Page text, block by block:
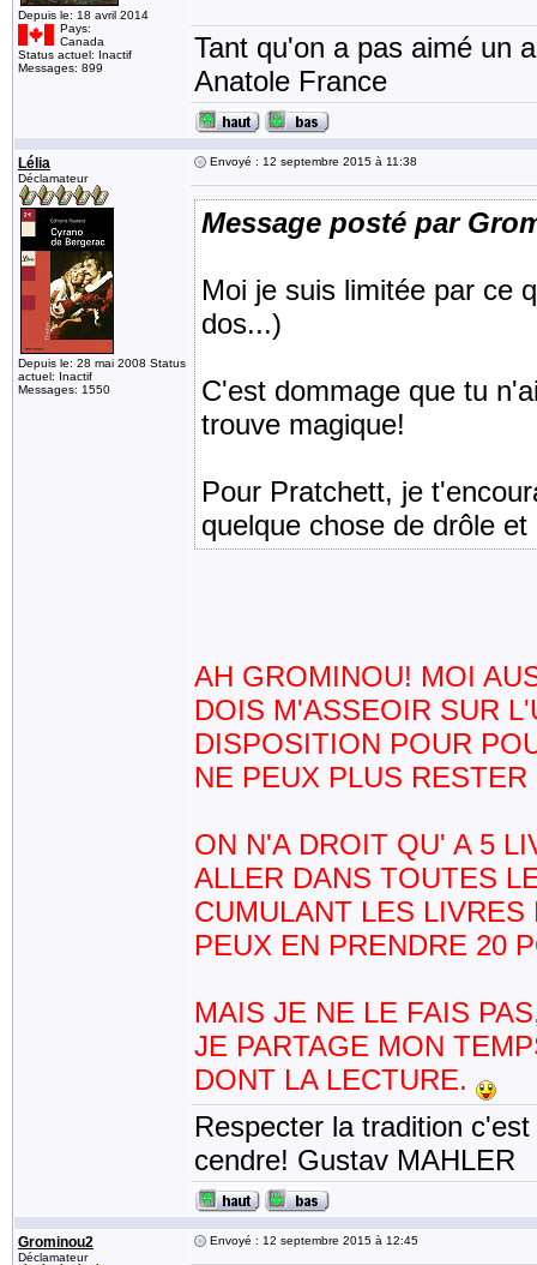
Depuis le: 18 avril 2014
Pays:
Canada
Status actuel: Inactif
Messages: 899
Tant qu'on a pas aimé un
Anatole France
Lélia
Déclamateur
Depuis le: 28 mai 2008 Status
actuel: Inactif
Messages: 1550
Envoyé : 12 septembre 2015 à 11:38
Message posté par
Moi je suis limitée par ce
dos...)
C'est dommage que tu
trouve magique!
Pour Pratchett, je
quelque chose de drôle
AH GROMINOU! MOI
DOIS M'ASSEOIR SUR
DISPOSITION POUR
NE PEUX PLUS
ON N'A DROIT QU' A 5
ALLER DANS TOUTES
CUMULANT LES
PEUX EN PRENDRE 20
MAIS JE NE LE FAIS
JE PARTAGE MON
DONT LA LECTURE.
Respecter la tradition
cendre! Gustav MAHLER
Grominou2
Déclamateur
Envoyé : 12 septembre 2015 à 12:45